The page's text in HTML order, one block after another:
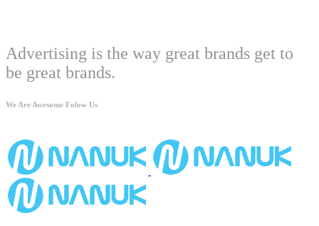
Advertising is the way great brands get to
be great brands.
We Are Awesome Folow Us